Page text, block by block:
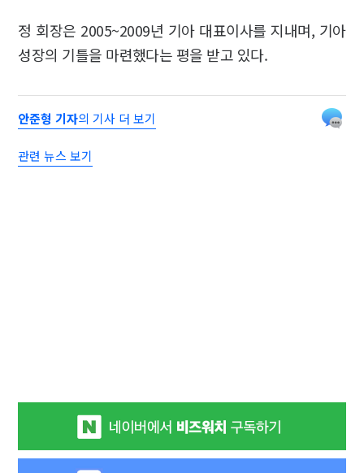
정 회장은 2005~2009년 기아 대표이사를 지내며, 기아
성장의 기틀을 마련했다는 평을 받고 있다.
안준형 기자의 기사 더 보기
관련 뉴스 보기